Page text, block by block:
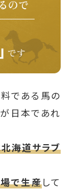
である馬の
日本であれ
海道サラブ
で生産して